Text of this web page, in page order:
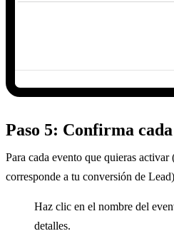
Paso 5: Confirma
Para cada evento que quieras activar
corresponde a tu conversión de
Haz clic en el nombre del
detalles.